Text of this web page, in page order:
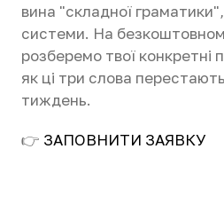
вина "складної
системи. На
розберемо твої конкретні
як ці три слова
тиждень.
👉 ЗАПОВНИТИ ЗАЯВКУ